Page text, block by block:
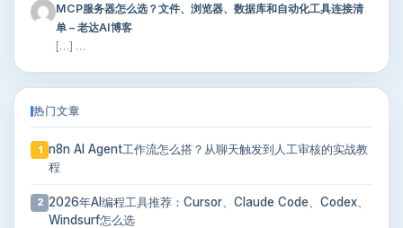
MCP服务器怎么选？文件、浏览器、数据库和自动化工具连接清
单 – 老达AI博客
[…] …
热门文章
1 n8n AI Agent工作流怎么搭？从聊天触发到人工审核的实战教
程
2 2026年AI编程工具推荐：Cursor、Claude Code、Codex、
Windsurf怎么选